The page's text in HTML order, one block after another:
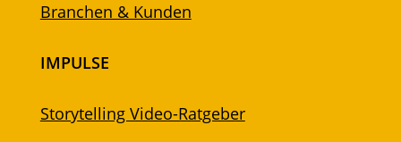
Branchen & Kunden
IMPULSE
Storytelling Video-Ratgeber